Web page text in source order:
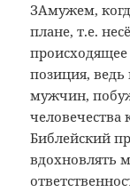
ЗАмужем,
плане, т.е.
позиция,
мужчин,
Библейский
вдохновлять